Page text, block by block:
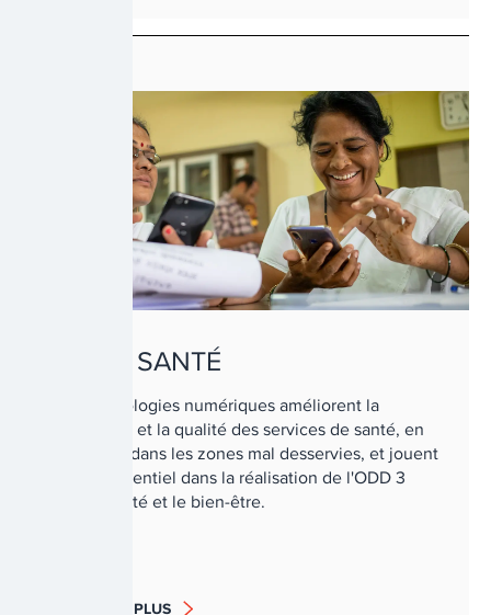
VIH ET SANTÉ
Les technologies numériques améliorent la
couverture et la qualité des services de santé, en
particulier dans les zones mal desservies, et jouent
un rôle essentiel dans la réalisation de l'ODD 3
pour la santé et le bien-être.
EN SAVOIR PLUS